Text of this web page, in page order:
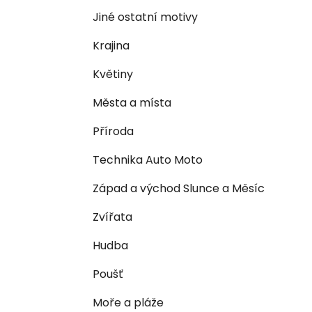
Jiné ostatní motivy
Krajina
Květiny
Města a místa
Příroda
Technika Auto Moto
Západ a východ Slunce a Měsíc
Zvířata
Hudba
Poušť
Moře a pláže